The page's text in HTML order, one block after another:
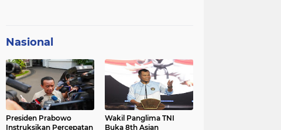
Nasional
Presiden Prabowo
Instruksikan Percepatan
Wakil Panglima TNI
Buka 8th Asian